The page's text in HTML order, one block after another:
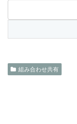
組み合わせ共有